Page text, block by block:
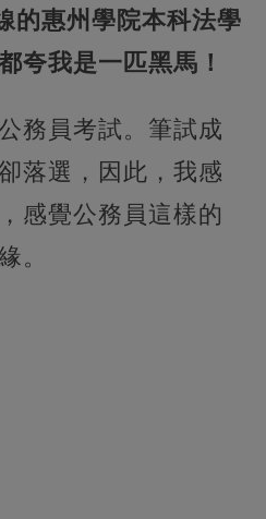
的惠州學院本科法學
夸我是一匹黑馬！
務員考試。筆試成
落選，因此，我感
感覺公務員這樣的
。